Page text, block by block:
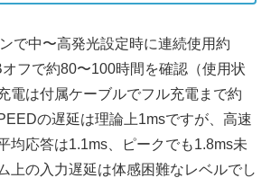
で中〜高発光設定時に連続使用約
フで約80〜100時間を確認（使用状
電は付属ケーブルでフル充電まで約
の遅延は理論上1msですが、高速
均応答は1.1ms、ピークでも1.8ms未
上の入力遅延は体感困難なレベルでし